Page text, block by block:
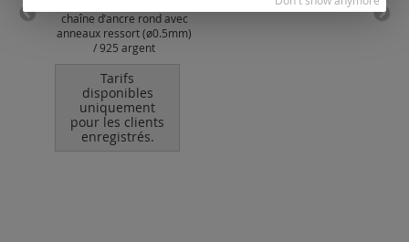
chaîne d’ancre rond avec
anneaux ressort (ø0.5mm)
/ 925 argent
Tarifs
disponibles
uniquement
pour les clients
enregistrés.